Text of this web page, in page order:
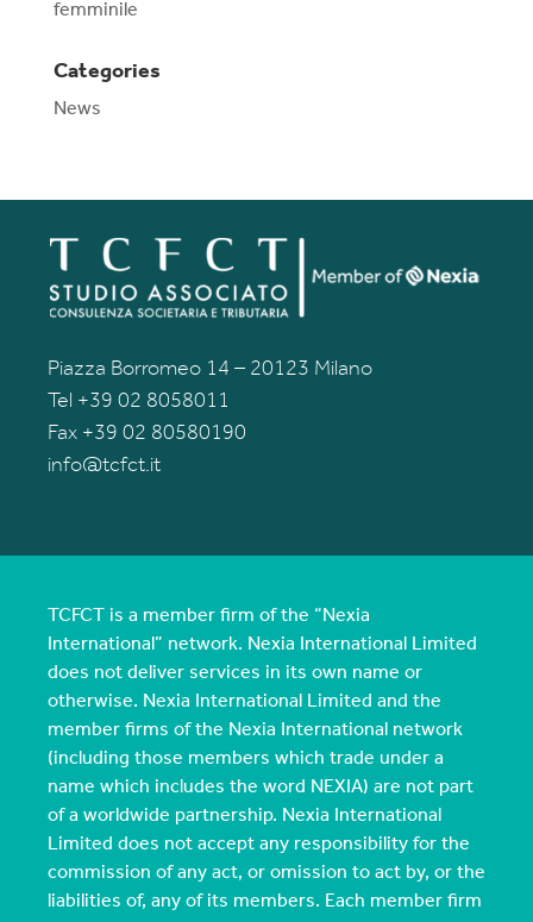
femminile
Categories
News
Piazza Borromeo 14 – 20123 Milano
Tel +39 02 8058011
Fax +39 02 80580190
info@tcfct.it
TCFCT is a member firm of the “Nexia
International” network. Nexia International Limited
does not deliver services in its own name or
otherwise. Nexia International Limited and the
member firms of the Nexia International network
(including those members which trade under a
name which includes the word NEXIA) are not part
of a worldwide partnership. Nexia International
Limited does not accept any responsibility for the
commission of any act, or omission to act by, or the
liabilities of, any of its members. Each member firm